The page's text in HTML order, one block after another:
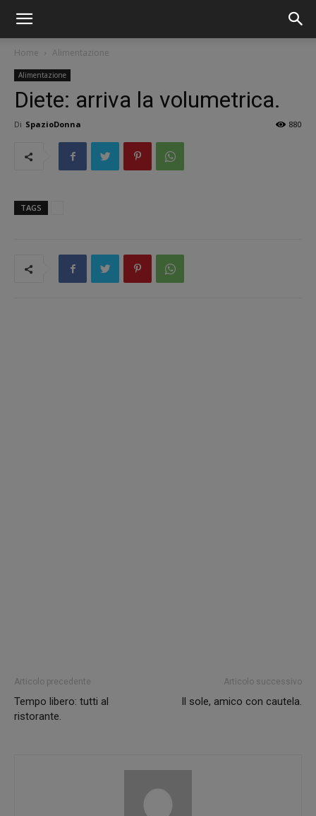
Home Alimentazione
Alimentazione
Diete: arriva la volumetrica.
Di SpazioDonna 880
TAGS
Articolo precedente
Tempo libero: tutti al
ristorante.
Articolo successivo
Il sole, amico con cautela.